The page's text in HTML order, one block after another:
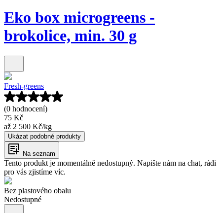
Eko box microgreens -
brokolice, min. 30 g
Fresh-greens
(0 hodnocení)
75 Kč
až 2 500 Kč/kg
Ukázat podobné produkty
Na seznam
Tento produkt je momentálně nedostupný. Napište nám na chat, rádi
pro vás zjistíme víc.
Bez plastového obalu
Nedostupné